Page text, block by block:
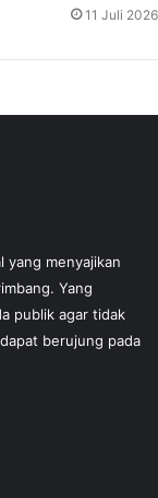
11 Juli 2026
yang menyajikan
Yang
publik agar tidak
berujung pada